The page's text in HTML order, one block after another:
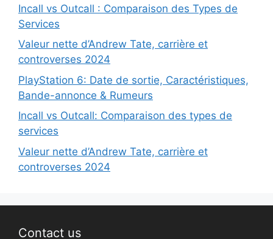
Incall vs Outcall : Comparaison des Types de
Services
Valeur nette d’Andrew Tate, carrière et
controverses 2024
PlayStation 6: Date de sortie, Caractéristiques,
Bande-annonce & Rumeurs
Incall vs Outcall: Comparaison des types de
services
Valeur nette d’Andrew Tate, carrière et
controverses 2024
Contact us